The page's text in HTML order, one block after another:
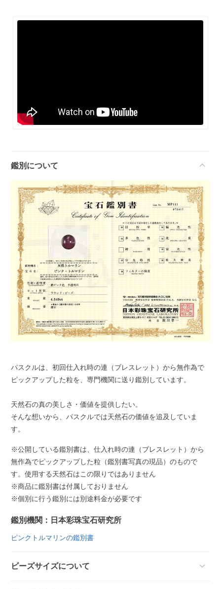
鑑別について
パスクルは、初回仕入れ時の連（ブレスレット）から無作為で
ピックアップした粒を、専門機関に送り鑑別しています。
天然石の真の美しさ・価値を提供したい。
そんな想いから、パスクルでは天然石の価値を追及していま
す。
※公開している鑑別書は、仕入れ時の連（ブレスレット）から
無作為でピックアップした粒（鑑別書写真の現品）のもので
す。使用する天然石はこの限りではありません
※商品に鑑別書は付属しておりません
※個別に行う鑑別には別途料金が必要です
鑑別機関：日本彩珠宝石研究所
ピンクトルマリンの鑑別書
ビーズサイズについて